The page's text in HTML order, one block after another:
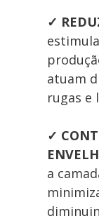
✓
atuam
rugas e
✓
a